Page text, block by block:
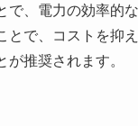
、電力の効率的
で、コストを抑
推奨されます。